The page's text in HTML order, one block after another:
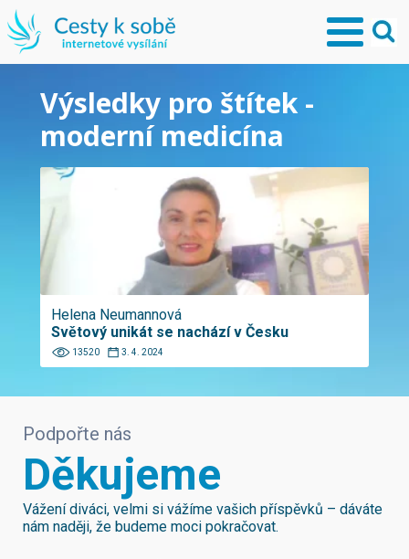
Výsledky pro štítek -
moderní medicína
Helena Neumannová
Světový unikát se nachází v Česku
13520 3. 4. 2024
Podpořte nás
Děkujeme
Vážení diváci, velmi si vážíme vašich příspěvků – dáváte
nám naději, že budeme moci pokračovat.